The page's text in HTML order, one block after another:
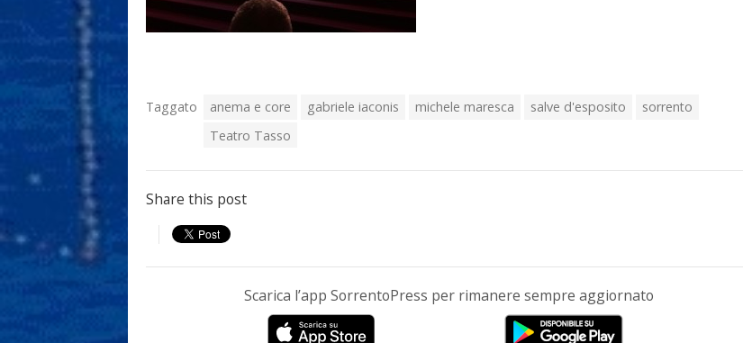
Taggato anema e core gabriele iaconis michele maresca salve d'esposito
sorrento
Teatro Tasso
Share this post
Scarica l’app SorrentoPress per rimanere sempre aggiornato